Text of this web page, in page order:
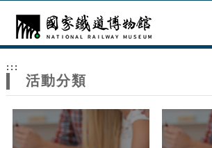
網
站
主
題
:::
活動分類